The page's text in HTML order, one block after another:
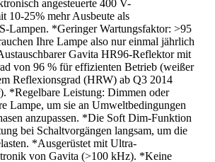
angesteuerte 400 V-
10-25% mehr Ausbeute als
Lampen. *Geringer Wartungsfaktor: >95
Ihre Lampe also nur einmal jährlich
Gavita HR96-Reflektor mit
von 96 % für effizienten Betrieb (weißer
Reflexionsgrad (HRW) ab Q3 2014
*Regelbare Leistung: Dimmen oder
Lampe, um sie an Umweltbedingungen
anzupassen. *Die Soft Dim-Funktion
bei Schaltvorgängen langsam, um die
*Ausgerüstet mit Ultra-
von Gavita (>100 kHz). *Keine